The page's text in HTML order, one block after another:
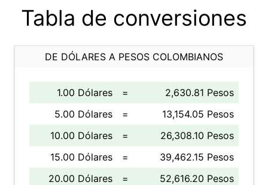
Tabla de conversiones
DE DÓLARES A PESOS COLOMBIANOS
1.00 Dólares =
2,630.81 Pesos
5.00 Dólares
=
13,154.05 Pesos
10.00 Dólares
=
26,308.10 Pesos
15.00 Dólares
=
39,462.15 Pesos
20.00 Dólares
=
52,616.20 Pesos